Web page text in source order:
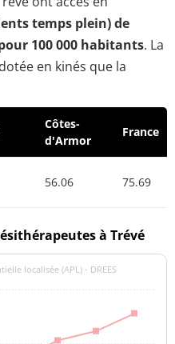
temps plein) de
100 000 habitants. La
en kinés que la
Côtes-
d'Armor
France
56.06 75.69
à Trévé
localisée (APL) - DREES